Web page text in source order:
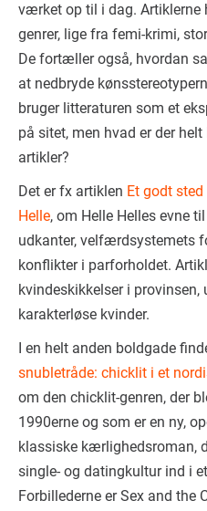
værket op til i dag. Artiklerne
genrer, lige fra femi-krimi,
De fortæller også, hvordan
at nedbryde
bruger litteraturen som et
på sitet, men hvad er der
artikler?
Det er fx artiklen Et godt
Helle, om Helle Helles evne
udkanter, velfærdsystemets
konflikter i parforholdet.
kvindeskikkelser i provinsen,
karakterløse kvinder.
I en helt anden boldgade
snubletråde: chicklit i et
om den chicklit-genren, der
1990erne og som er en ny,
klassiske kærlighedsroman,
single- og datingkultur ind i
Forbillederne er Sex and the